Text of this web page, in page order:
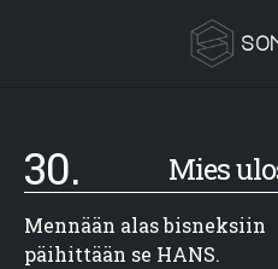
30. Mies
Mennään alas bisneksiin
päihittään se HANS.